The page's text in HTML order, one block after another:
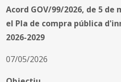
Acord GOV/99/2026, de 5
el Pla de compra pública
2026-2029
07/05/2026